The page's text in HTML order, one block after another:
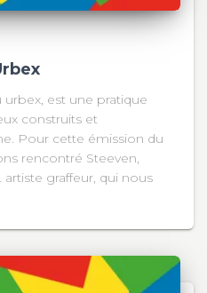
urbex, est une pratique
construits et
Pour cette émission du
rencontré Steeven,
graffeur, qui nous